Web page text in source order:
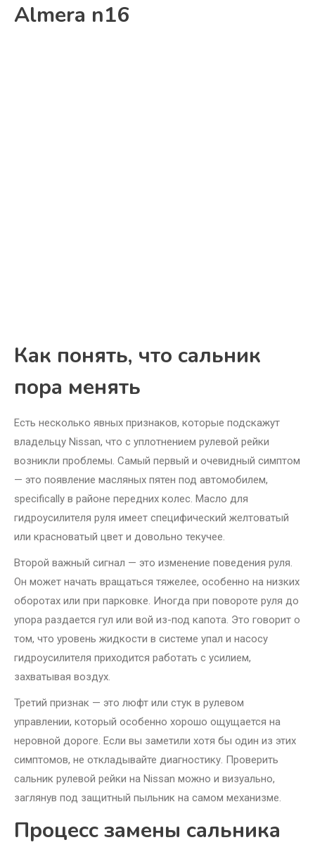
Almera n16
Как понять, что сальник
пора менять
Есть несколько явных признаков, которые подскажут
владельцу Nissan, что с уплотнением рулевой рейки
возникли проблемы. Самый первый и очевидный симптом
— это появление масляных пятен под автомобилем,
specifically в районе передних колес. Масло для
гидроусилителя руля имеет специфический желтоватый
или красноватый цвет и довольно текучее.
Второй важный сигнал — это изменение поведения руля.
Он может начать вращаться тяжелее, особенно на низких
оборотах или при парковке. Иногда при повороте руля до
упора раздается гул или вой из-под капота. Это говорит о
том, что уровень жидкости в системе упал и насосу
гидроусилителя приходится работать с усилием,
захватывая воздух.
Третий признак — это люфт или стук в рулевом
управлении, который особенно хорошо ощущается на
неровной дороге. Если вы заметили хотя бы один из этих
симптомов, не откладывайте диагностику. Проверить
сальник рулевой рейки на Nissan можно и визуально,
заглянув под защитный пыльник на самом механизме.
Процесс замены сальника